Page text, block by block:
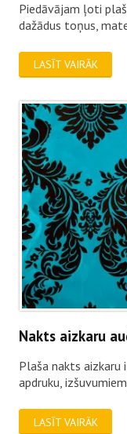
Piedāvājam ļoti
dažādus toņus,
LASĪT VAIRĀK
Nakts aizkaru
Plaša nakts aizkaru
apdruku,
LASĪT VAIRĀK